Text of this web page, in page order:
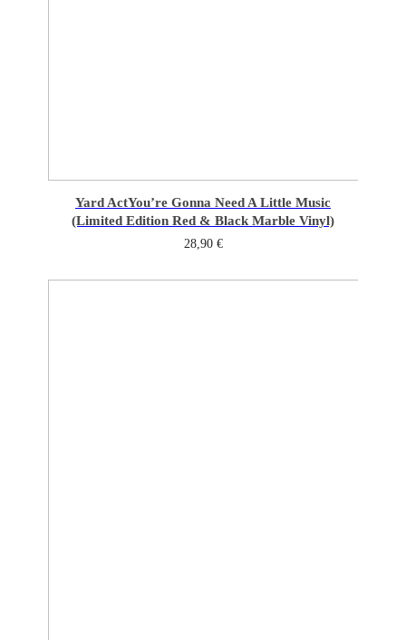
Yard ActYou’re Gonna Need A Little Music
(Limited Edition Red & Black Marble Vinyl)
28,90 €